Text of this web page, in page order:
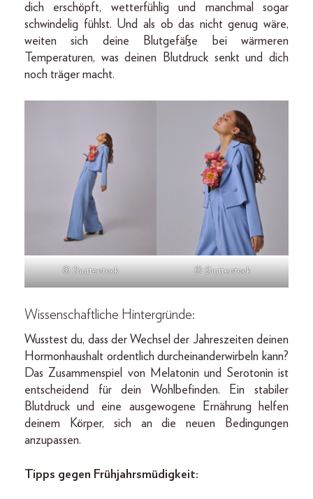
dich erschöpft, wetterfühlig und manchmal sogar
schwindelig fühlst. Und als ob das nicht genug wäre,
weiten sich deine Blutgefäße bei wärmeren
Temperaturen, was deinen Blutdruck senkt und dich
noch träger macht.
© Shutterstock © Shutterstock
Wissenschaftliche Hintergründe:
Wusstest du, dass der Wechsel der Jahreszeiten deinen
Hormonhaushalt ordentlich durcheinanderwirbeln kann?
Das Zusammenspiel von Melatonin und Serotonin ist
entscheidend für dein Wohlbefinden. Ein stabiler
Blutdruck und eine ausgewogene Ernährung helfen
deinem Körper, sich an die neuen Bedingungen
anzupassen.
Tipps gegen Frühjahrsmüdigkeit: